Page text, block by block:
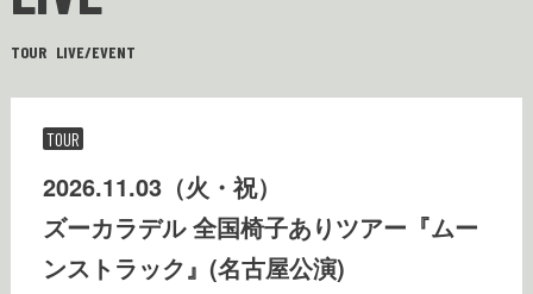
TOUR LIVE/EVENT
TOUR
2026.11.03（火・祝）
ズーカラデル 全国椅子ありツアー『ムー
ンストラック』(名古屋公演)